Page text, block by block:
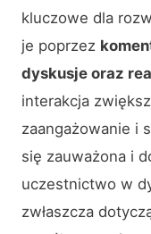
kluczowe dla
je poprzez
dyskusje oraz
interakcja
zaangażowanie i
się zauważona i
uczestnictwo w
zwłaszcza